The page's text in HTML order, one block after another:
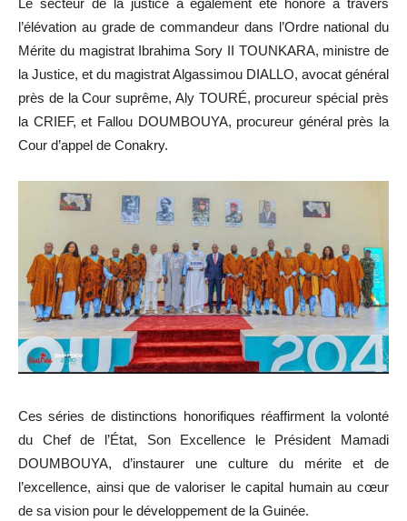
l’élévation au grade de commandeur dans l’Ordre national du
Mérite du magistrat Ibrahima Sory II TOUNKARA, ministre de
la Justice, et du magistrat Algassimou DIALLO, avocat général
près de la Cour suprême, Aly TOURÉ, procureur spécial près
la CRIEF, et Fallou DOUMBOUYA, procureur général près la
Cour d’appel de Conakry.
Ces séries de distinctions honorifiques réaffirment la volonté
du Chef de l’État, Son Excellence le Président Mamadi
DOUMBOUYA, d’instaurer une culture du mérite et de
l’excellence, ainsi que de valoriser le capital humain au cœur
de sa vision pour le développement de la Guinée.